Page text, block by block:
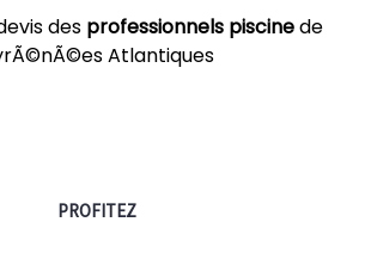
des professionnels piscinede
Atlantiques
PROFITEZ